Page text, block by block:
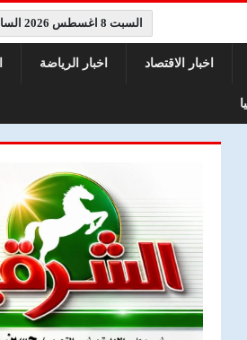
السبت 8 اغسطس 2026 الساعة 04:30 ص
اخبار الاقتصاد اخبار الرياضة